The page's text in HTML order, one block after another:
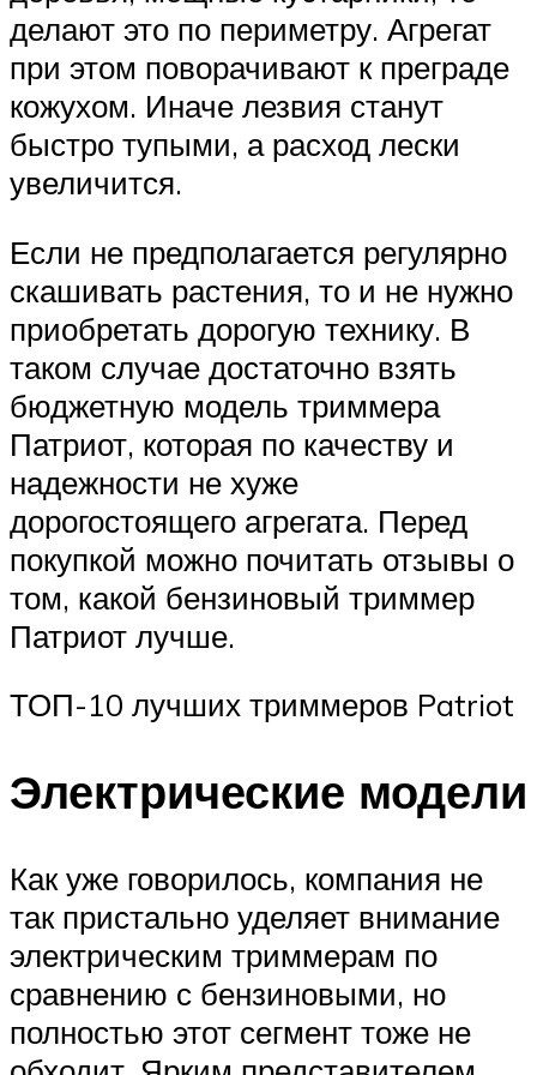
делают это по периметру. Агрегат
при этом поворачивают к преграде
кожухом. Иначе лезвия станут
быстро тупыми, а расход лески
увеличится.
Если не предполагается регулярно
скашивать растения, то и не нужно
приобретать дорогую технику. В
таком случае достаточно взять
бюджетную модель триммера
Патриот, которая по качеству и
надежности не хуже
дорогостоящего агрегата. Перед
покупкой можно почитать отзывы о
том, какой бензиновый триммер
Патриот лучше.
ТОП-10 лучших триммеров Patriot
Электрические модели
Как уже говорилось, компания не
так пристально уделяет внимание
электрическим триммерам по
сравнению с бензиновыми, но
полностью этот сегмент тоже не